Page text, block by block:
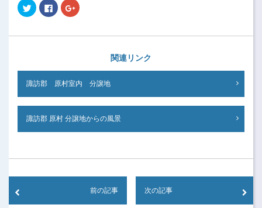
Click
to
share
Twitter
Click
to
share
Facebook
Click
to
Google+
関連リンク
諏訪郡 原村室内 分譲地
諏訪郡 原村 分譲地からの風景
前の記事 次の記事